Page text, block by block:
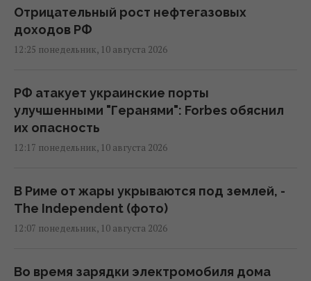
Отрицательный рост нефтегазовых
доходов РФ
12:25 понедельник, 10 августа 2026
РФ атакует украинские порты
улучшенными "Геранями": Forbes обяснил
их опасность
12:17 понедельник, 10 августа 2026
В Риме от жары укрываются под землей, -
The Independent (фото)
12:07 понедельник, 10 августа 2026
Во время зарядки электромобиля дома